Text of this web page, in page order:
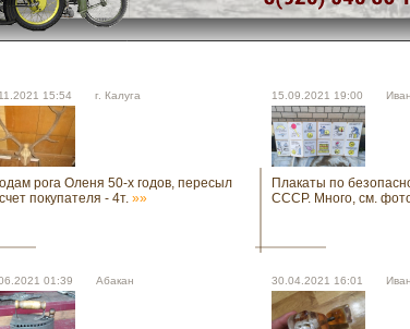
15:54 г. Калуга
рога Оленя 50-х годов, пересыл
покупателя - 4т. »»
15.09.2021 19:00
Плакаты по
СССР. Много, см.
01:39 Абакан 30.04.2021 16:01